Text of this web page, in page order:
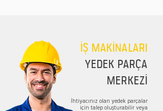
İŞ MAKİNALARI
YEDEK PARÇA
MERKEZİ
İhtiyacınız olan yedek parçalar
için talep oluşturabilir veya